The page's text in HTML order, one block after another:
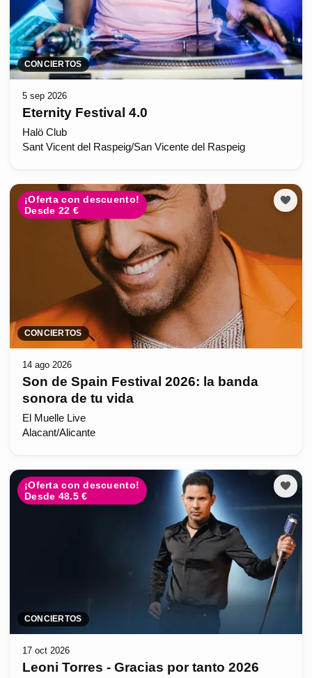
CONCIERTOS
5 sep 2026
Eternity Festival 4.0
Halö Club
Sant Vicent del Raspeig/San Vicente del Raspeig
¡Oferta con descuento!
Desde 22 €
CONCIERTOS
14 ago 2026
Son de Spain Festival 2026: la banda
sonora de tu vida
El Muelle Live
Alacant/Alicante
¡Oferta con descuento!
Desde 48.5 €
CONCIERTOS
17 oct 2026
Leoni Torres - Gracias por tanto 2026